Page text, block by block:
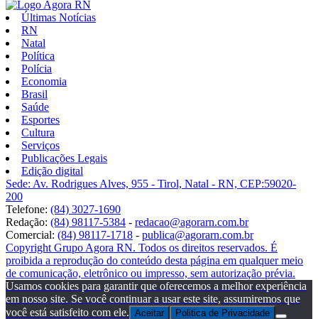
Últimas Notícias
RN
Natal
Política
Polícia
Economia
Brasil
Saúde
Esportes
Cultura
Serviços
Publicações Legais
Edição digital
Sede: Av. Rodrigues Alves, 955 - Tirol, Natal - RN, CEP:59020-
200
Telefone: (84) 3027-1690
Redação: (84) 98117-5384 - redacao@agorarn.com.br
Comercial: (84) 98117-1718 - publica@agorarn.com.br
Copyright Grupo Agora RN. Todos os direitos reservados. É
proibida a reprodução do conteúdo desta página em qualquer meio
de comunicação, eletrônico ou impresso, sem autorização prévia.
Usamos cookies para garantir que oferecemos a melhor experiência
em nosso site. Se você continuar a usar este site, assumiremos que
você está satisfeito com ele. Aceitar Politica de Privacidade